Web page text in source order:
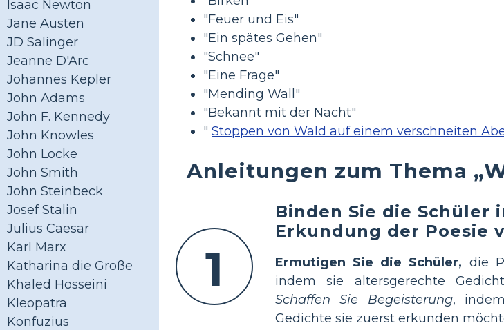
Isaac Newton
Jane Austen
JD Salinger
Jeanne D'Arc
Johannes Kepler
John Adams
John F. Kennedy
John Knowles
John Locke
John Smith
John Steinbeck
Josef Stalin
Julius Caesar
Karl Marx
Katharina die Große
Khaled Hosseini
Kleopatra
Konfuzius
"Feuer und Eis"
"Ein spätes Gehen"
"Schnee"
"Eine Frage"
"Mending Wall"
"Bekannt mit der Nacht"
" Stoppen von Wald auf einem verschneiten
Anleitungen zum Thema
1
Binden Sie die Schüler
Erkundung der Poesie
Ermutigen Sie die Schüler, die
indem sie altersgerechte
Schaffen Sie Begeisterung,
Gedichte sie zuerst erkunden